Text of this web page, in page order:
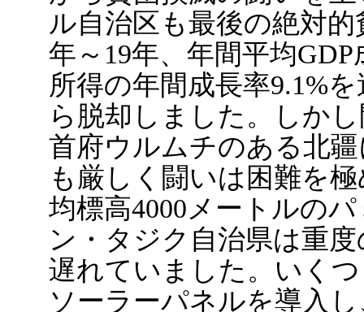
ル自治区も最後の絶対
年～19年、年間平均
所得の年間成長率9.1%
ら脱却しました。しか
首府ウルムチのある北
も厳しく闘いは困難を
均標高4000メートルの
ン・タジク自治県は重
遅れていました。いく
ソーラーパネルを導入